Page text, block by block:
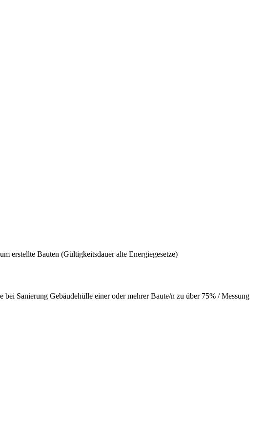
erstellte Bauten (Gültigkeitsdauer alte Energiegesetze)
Sanierung Gebäudehülle einer oder mehrer Baute/n zu über 75% / Messung